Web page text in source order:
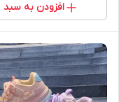
افزودن به سبد